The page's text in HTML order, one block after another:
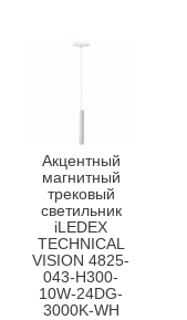
Акцентный
магнитный
трековый
светильник
iLEDEX
TECHNICAL
VISION 4825-
043-H300-
10W-24DG-
3000K-WH